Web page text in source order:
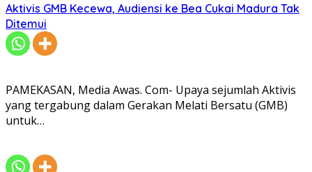
Aktivis GMB Kecewa, Audiensi ke Bea Cukai Madura Tak
Ditemui
PAMEKASAN, Media Awas. Com- Upaya sejumlah Aktivis
yang tergabung dalam Gerakan Melati Bersatu (GMB)
untuk…